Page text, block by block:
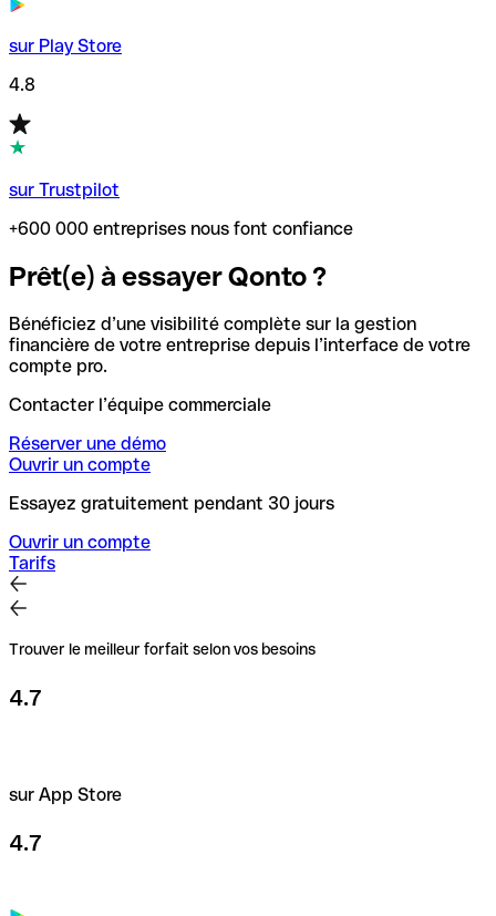
sur Play Store
4.8
sur Trustpilot
+600 000 entreprises nous font confiance
Prêt(e) à essayer Qonto ?
Bénéficiez d’une visibilité complète sur la gestion
financière de votre entreprise depuis l’interface de votre
compte pro.
Contacter l’équipe commerciale
Réserver une démo
Ouvrir un compte
Essayez gratuitement pendant 30 jours
Ouvrir un compte
Tarifs
Trouver le meilleur forfait selon vos besoins
4.7
sur App Store
4.7